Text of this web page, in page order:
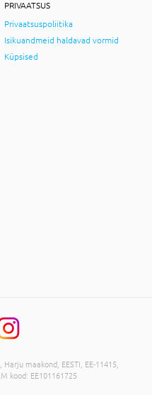
PRIVAATSUS
Privaatsuspoliitika
Isikuandmeid haldavad vormid
Küpsised
maakond, EESTI, EE-11415,
kood: EE101161725